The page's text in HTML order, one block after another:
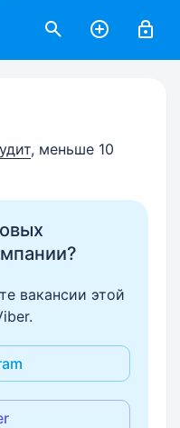
, меньше 10
вакансии этой